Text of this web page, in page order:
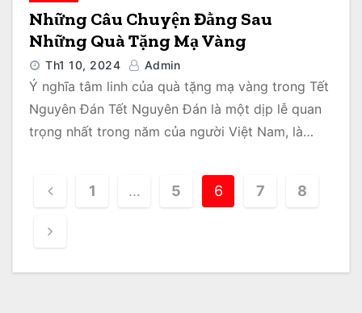
Những Câu Chuyện Đằng Sau
Những Quà Tặng Mạ Vàng
Th1 10, 2024 Admin
Ý nghĩa tâm linh của quà tặng mạ vàng trong Tết
Nguyên Đán Tết Nguyên Đán là một dịp lễ quan
trọng nhất trong năm của người Việt Nam, là…
â
1 … 5 6 7 8